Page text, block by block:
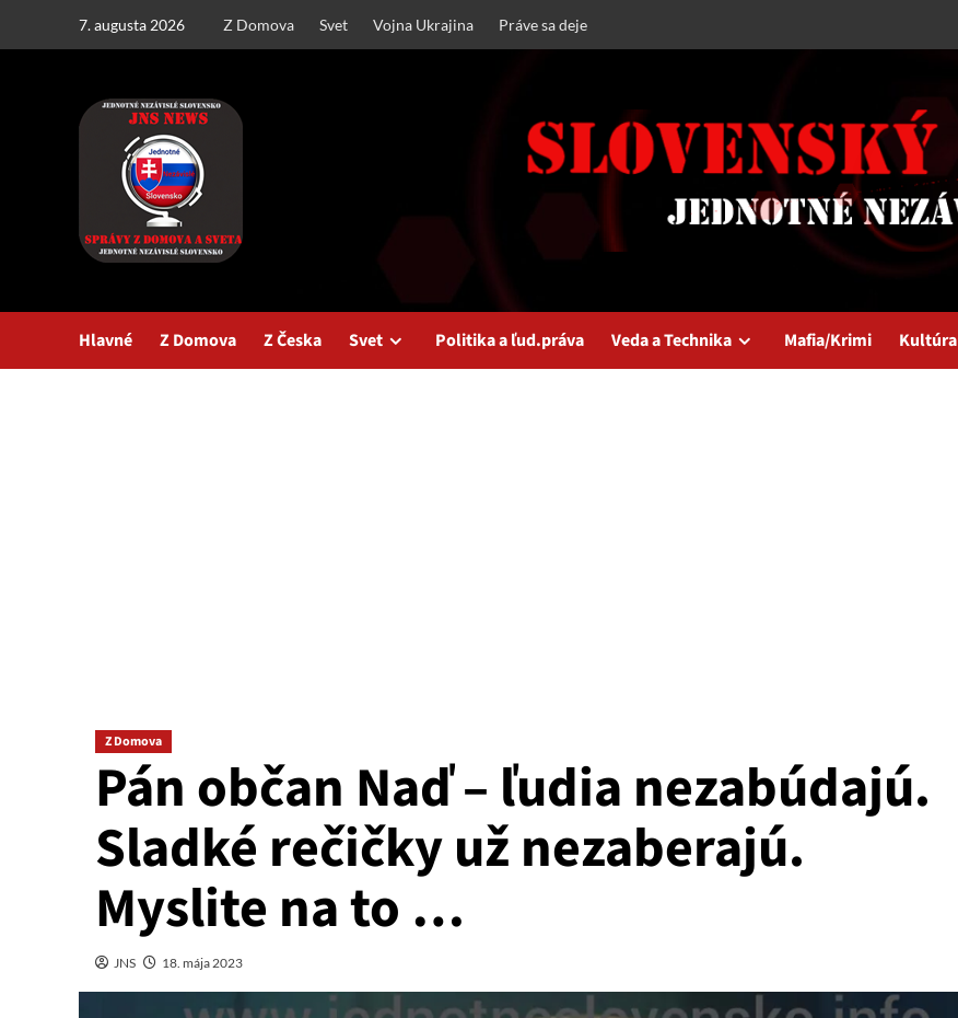
7. augusta 2026 Z Domova Svet Vojna Ukrajina Práve sa deje
Hlavné Z Domova Z Česka Svet Politika a ľud.práva Veda a Technika Mafia/Krimi Kultúra
Z Domova
Pán občan Naď – ľudia nezabúdajú.
Sladké rečičky už nezaberajú.
Myslite na to …
JNS 18. mája 2023